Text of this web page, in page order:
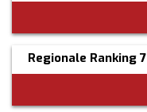
Regionale Ranking 7